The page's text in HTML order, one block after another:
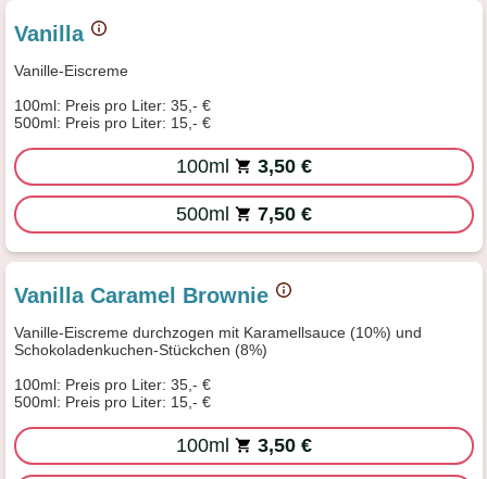
Vanilla
Vanille-Eiscreme
100ml: Preis pro Liter: 35,- €
500ml: Preis pro Liter: 15,- €
100ml 3,50 €
500ml 7,50 €
Vanilla Caramel Brownie
Vanille-Eiscreme durchzogen mit Karamellsauce (10%) und
Schokoladenkuchen-Stückchen (8%)
100ml: Preis pro Liter: 35,- €
500ml: Preis pro Liter: 15,- €
100ml 3,50 €